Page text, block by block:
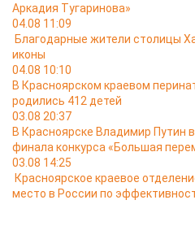
Аркадия Тугаринова»
04.08 11:09
Благодарные жители столицы
иконы
04.08 10:10
В Красноярском краевом
родились 412 детей
03.08 20:37
В Красноярске Владимир Путин
финала конкурса «Большая
03.08 14:25
Красноярское краевое
место в России по